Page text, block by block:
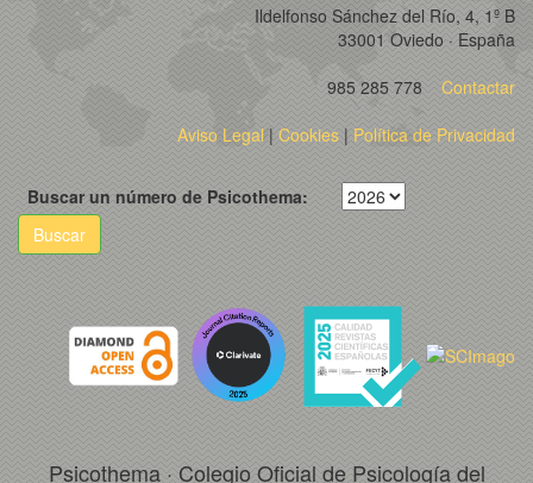
Ildelfonso Sánchez del Río, 4, 1º B
33001 Oviedo · España
985 285 778
Contactar
Aviso Legal| Cookies | Política de Privacidad
Buscar un número de Psicothema:
Buscar
Psicothema · Colegio Oficial de Psicología del